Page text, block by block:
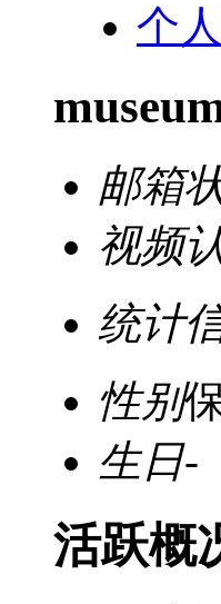
个
邮箱
视频
统计
性别
生日-
活跃概